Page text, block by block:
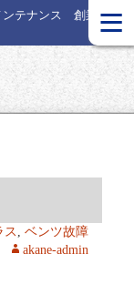
ンテナンス 創業30年
≡
ス, ベンツ故障
akane-admin